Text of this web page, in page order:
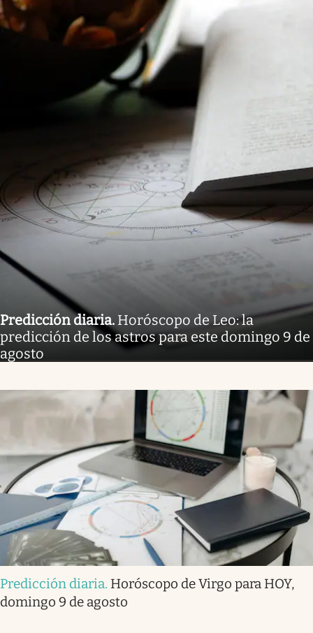
Predicción diaria. Horóscopo de Leo: la
predicción de los astros para este domingo 9 de
agosto
Predicción diaria. Horóscopo de Virgo para HOY,
domingo 9 de agosto